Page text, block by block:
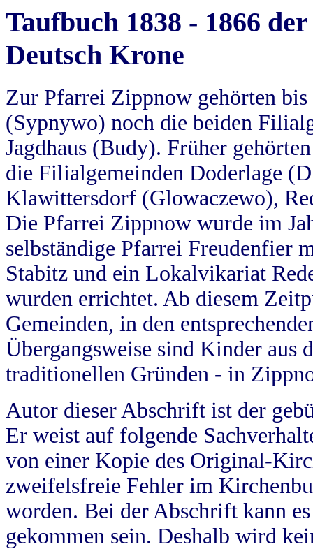
Taufbuch 1838 - 1866
Deutsch Krone
Zur Pfarrei Zippnow gehörten
(Sypnywo) noch die beiden
Jagdhaus (Budy). Früher
die Filialgemeinden Doderlage
Klawittersdorf (Glowaczewo),
Die Pfarrei Zippnow wurde im
selbständige Pfarrei Freudenfier
Stabitz und ein Lokalvikariat
wurden errichtet. Ab diesem
Gemeinden, in den
Übergangsweise sind Kinder aus
traditionellen Gründen - in
Autor dieser Abschrift ist der
Er weist auf folgende
von einer Kopie des Original-
zweifelsfreie Fehler im
worden. Bei der Abschrift kann
gekommen sein. Deshalb wird